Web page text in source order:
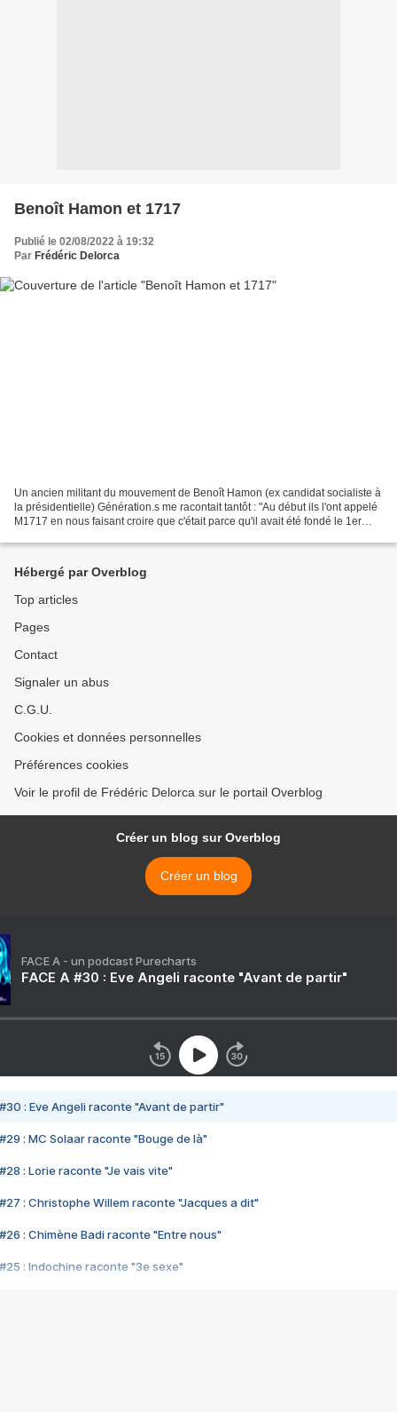
Benoît Hamon et 1717
Publié le 02/08/2022 à 19:32
Par Frédéric Delorca
Un ancien militant du mouvement de Benoît Hamon (ex candidat socialiste à
la présidentielle) Génération.s me racontait tantôt : "Au début ils l'ont appelé
M1717 en nous faisant croire que c'était parce qu'il avait été fondé le 1er
Hébergé par Overblog
Top articles
Pages
Contact
Signaler un abus
C.G.U.
Cookies et données personnelles
Préférences cookies
Voir le profil de Frédéric Delorca sur le portail Overblog
Créer un blog sur Overblog
Créer un blog
FACE A - un podcast Purecharts
FACE A #30 : Eve Angeli raconte "Avant de partir"
#30 : Eve Angeli raconte "Avant de partir"
#29 : MC Solaar raconte "Bouge de là"
#28 : Lorie raconte "Je vais vite"
#27 : Christophe Willem raconte "Jacques a dit"
#26 : Chimène Badi raconte "Entre nous"
#25 : Indochine raconte "3e sexe"